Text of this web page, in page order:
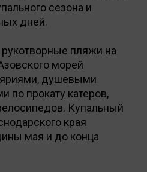
сезона и
дней.
пляжи на
морей
душевыми
по прокату катеров,
Купальный
края
мая и до конца